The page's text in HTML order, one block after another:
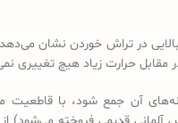
در تراش خوردن نشان
حرارت زیاد هیچ تغییری
دانه‌های آن جمع شود، با